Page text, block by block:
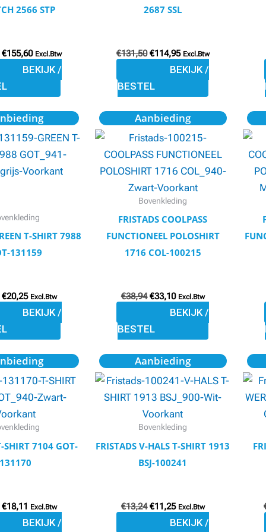
2566 STP
€155,60 Excl.Btw
BEKIJK /
productpagina
2687 SSL
€131,50 €114,95 Excl.Btw
BEKIJK /
BESTEL
productpagina
T-SHIRT 7988
131159
Oorspronkelijke
prijs
was:
€23,82.
€20,25
Huidige
prijs
is:
€20,25.
Excl.Btw
BEKIJK /
Dit
product
heeft
meerdere
optie
kan
gekozen
de
productpagina
Aanbieding
Bovenkleding
FRISTADS COOLPASS
FUNCTIONEEL POLOSHIRT
1716 COL-100215
€38,94
Oorspronkelijke
prijs
was:
€38,94.
€33,10
Huidige
prijs
is:
€33,10.
Excl.Btw
BEKIJK /
BESTEL
Dit
product
heeft
meerdere
variaties.
Deze
optie
kan
gekozen
de
productpagina
SHIRT 7104 GOT-
131170
Oorspronkelijke
prijs
was:
€18,11
Huidige
prijs
is:
Excl.Btw
BEKIJK /
Dit
product
heeft
meerdere
variaties.
Deze
optie
worden
op
Aanbieding
Bovenkleding
FRISTADS V-HALS T-SHIRT 1913
BSJ-100241
€13,24
Oorspronkelijke
prijs
was:
€11,25
Huidige
prijs
is:
Excl.Btw
BEKIJK /
Dit
product
heeft
meerdere
variaties.
Deze
optie
worden
op